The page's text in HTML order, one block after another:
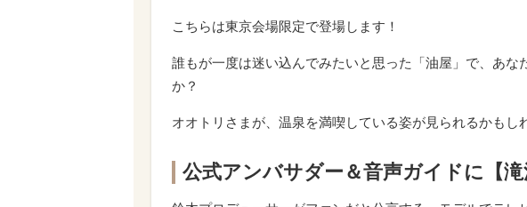
こちらは東京会場限定で登場します！
誰もが一度は迷い込んでみたいと思った「油屋」で、あな
か？
オオトリさまが、温泉を満喫している姿が見られるかもし
公式アンバサダー＆音声ガイドに【滝